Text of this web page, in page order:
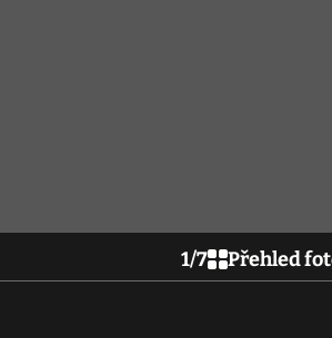
1/7 Přehled